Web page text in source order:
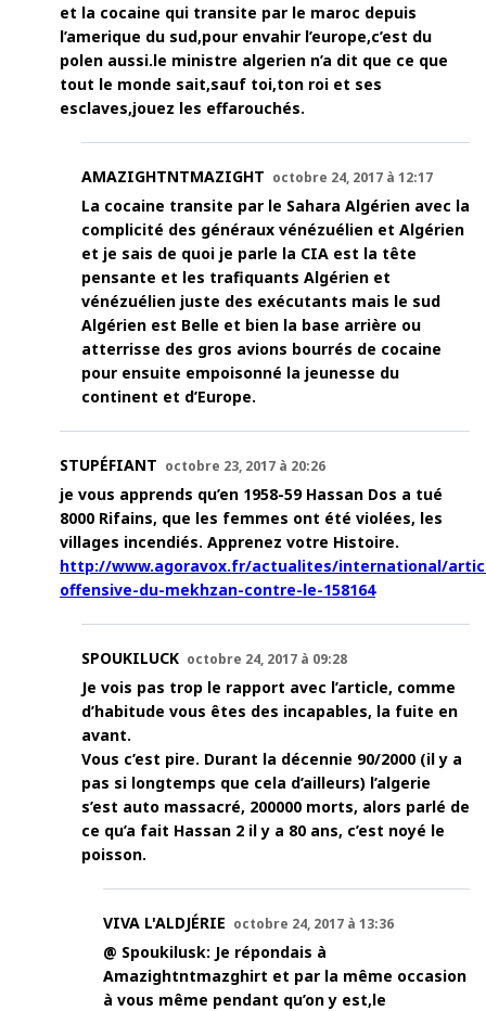
et la cocaine qui transite par le maroc depuis
l’amerique du sud,pour envahir l’europe,c’est du
polen aussi.le ministre algerien n’a dit que ce que
tout le monde sait,sauf toi,ton roi et ses
esclaves,jouez les effarouchés.
AMAZIGHTNTMAZIGHT octobre 24, 2017 à 12:17
La cocaine transite par le Sahara Algérien avec la
complicité des généraux vénézuélien et Algérien
et je sais de quoi je parle la CIA est la tête
pensante et les trafiquants Algérien et
vénézuélien juste des exécutants mais le sud
Algérien est Belle et bien la base arrière ou
atterrisse des gros avions bourrés de cocaine
pour ensuite empoisonné la jeunesse du
continent et d’Europe.
STUPÉFIANT octobre 23, 2017 à 20:26
je vous apprends qu’en 1958-59 Hassan Dos a tué
8000 Rifains, que les femmes ont été violées, les
villages incendiés. Apprenez votre Histoire.
http://www.agoravox.fr/actualites/international/
offensive-du-mekhzan-contre-le-158164
SPOUKILUCK octobre 24, 2017 à 09:28
Je vois pas trop le rapport avec l’article, comme
d’habitude vous êtes des incapables, la fuite en
avant.
Vous c’est pire. Durant la décennie 90/2000 (il y a
pas si longtemps que cela d’ailleurs) l’algerie
s’est auto massacré, 200000 morts, alors parlé de
ce qu’a fait Hassan 2 il y a 80 ans, c’est noyé le
poisson.
VIVA L'ALDJÉRIE octobre 24, 2017 à 13:36
@ Spoukilusk: Je répondais à
Amazightntmazghirt et par la même occasion
à vous même pendant qu’on y est,le